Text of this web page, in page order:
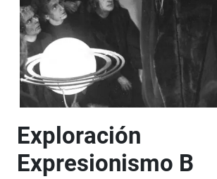
Exploración
Expresionismo B